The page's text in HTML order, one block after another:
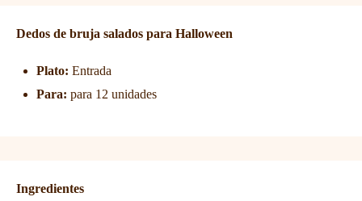
Dedos de bruja salados para Halloween
Plato: Entrada
Para: para 12 unidades
Ingredientes